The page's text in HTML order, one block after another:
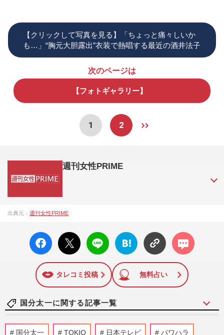
【クリックして写真を見る】「ちょっと痛々しいか
も…」“胸元大胆露出”衣装で熱唱する最近の酒井法子
次のページは
【フォトギャラリー】
1 2
週刊女性PRIME
成27年）1月に開設された主婦と生活社が運営する日本のニュ
陣の執筆記事を配信するほか、女性週刊誌『週刊女性』の誌
面に掲載された記事から、インターネット利用者層にとって
特に関心の高い題材の記事を、WEB向けにリライトして配信
しています！
出典元： 週刊女性PRIME
facebo
ok い
X ポス
ト
LINE
はてな
ブック
に追加
コメン
ト
タレコミ投稿 無料占い
国分太一に関する記事一覧
NHK職員への性加害で“出禁”食らった〈5
国分太一 TOKIO 日本テレビ パワハラ